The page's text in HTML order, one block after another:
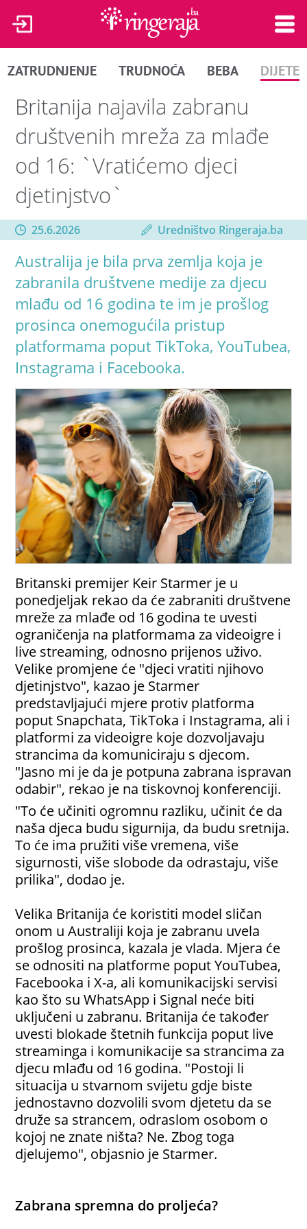
ZATRUDNJENJE TRUDNOĆA BEBA DIJETE
Britanija najavila zabranu
društvenih mreža za mlađe
od 16: `Vratićemo djeci
djetinjstvo`
25.6.2026 Uredništvo Ringeraja.ba
Australija je bila prva zemlja koja je
zabranila društvene medije za djecu
mlađu od 16 godina te im je prošlog
prosinca onemogućila pristup
platformama poput TikToka, YouTubea,
Instagrama i Facebooka.
Britanski premijer Keir Starmer je u
ponedjeljak rekao da će zabraniti društvene
mreže za mlađe od 16 godina te uvesti
ograničenja na platformama za videoigre i
live streaming, odnosno prijenos uživo.
Velike promjene će "djeci vratiti njihovo
djetinjstvo", kazao je Starmer
predstavljajući mjere protiv platforma
poput Snapchata, TikToka i Instagrama, ali i
platformi za videoigre koje dozvoljavaju
strancima da komuniciraju s djecom.
"Jasno mi je da je potpuna zabrana ispravan
odabir", rekao je na tiskovnoj konferenciji.
"To će učiniti ogromnu razliku, učinit će da
naša djeca budu sigurnija, da budu sretnija.
To će ima pružiti više vremena, više
sigurnosti, više slobode da odrastaju, više
prilika", dodao je.
Velika Britanija će koristiti model sličan
onom u Australiji koja je zabranu uvela
prošlog prosinca, kazala je vlada. Mjera će
se odnositi na platforme poput YouTubea,
Facebooka i X-a, ali komunikacijski servisi
kao što su WhatsApp i Signal neće biti
uključeni u zabranu. Britanija će također
uvesti blokade štetnih funkcija poput live
streaminga i komunikacije sa strancima za
djecu mlađu od 16 godina. "Postoji li
situacija u stvarnom svijetu gdje biste
jednostavno dozvolili svom djetetu da se
druže sa strancem, odraslom osobom o
kojoj ne znate ništa? Ne. Zbog toga
djelujemo", objasnio je Starmer.
Zabrana spremna do proljeća?